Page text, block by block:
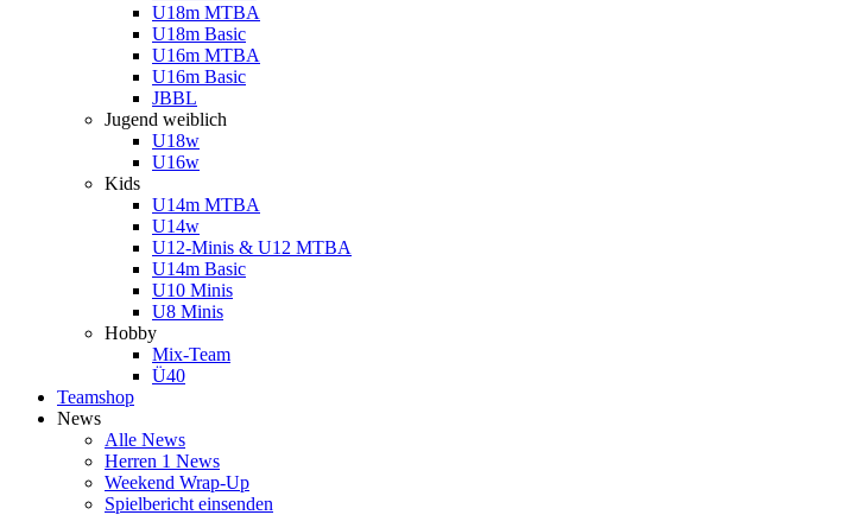
U18m MTBA
U18m Basic
U16m MTBA
U16m Basic
JBBL
Jugend weiblich
U18w
U16w
Kids
U14m MTBA
U14w
U12-Minis & U12 MTBA
U14m Basic
U10 Minis
U8 Minis
Hobby
Mix-Team
Ü40
Teamshop
News
Alle News
Herren 1 News
Weekend Wrap-Up
Spielbericht einsenden